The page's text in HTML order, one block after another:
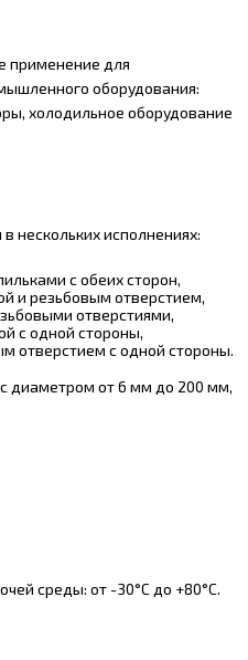
применение для
оборудования:
холодильное оборудование
нескольких исполнениях:
с обеих сторон,
и резьбовым отверстием,
отверстиями,
с одной стороны,
отверстием с одной стороны.
диаметром от 6 мм до 200 мм,
среды: от -30°С до +80°С.